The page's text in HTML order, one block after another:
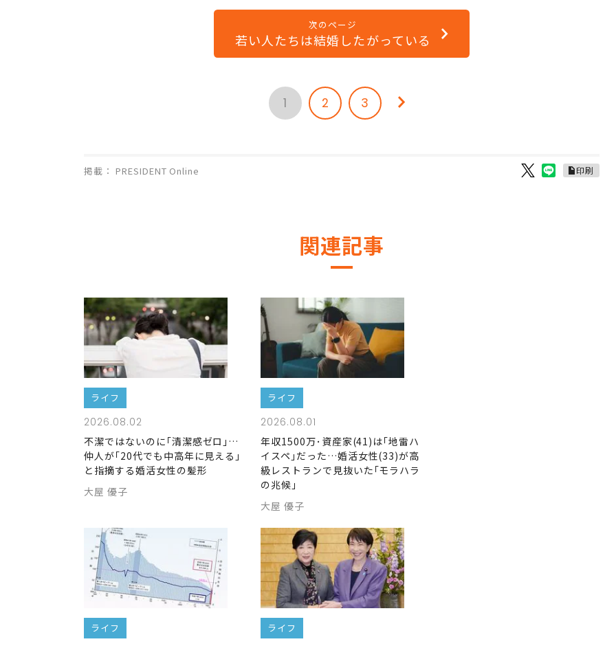
次のページ
若い人たちは結婚したがっている
1 2 3
掲載： PRESIDENT Online 印刷
関連記事
ライフ
2026.08.02
不潔ではないのに｢清潔感ゼロ｣…
仲人が｢20代でも中高年に見える｣
と指摘する婚活女性の髪形
大屋 優子
ライフ
2026.08.01
年収1500万･資産家(41)は｢地雷ハ
イスペ｣だった…婚活女性(33)が高
級レストランで見抜いた｢モラハラ
の兆候｣
大屋 優子
ライフ ライフ